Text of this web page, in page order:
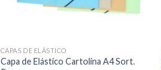
CAPAS DE ELÁSTICO
Capa de Elástico Cartolina A4 Sort.